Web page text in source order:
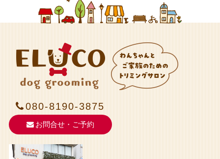
080-8190-3875
お問合せ・ご予約